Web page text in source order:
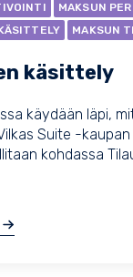
MAKSUN
MAKSUN
käsittely
käydään läpi,
Suite -kaupan
kohdassa